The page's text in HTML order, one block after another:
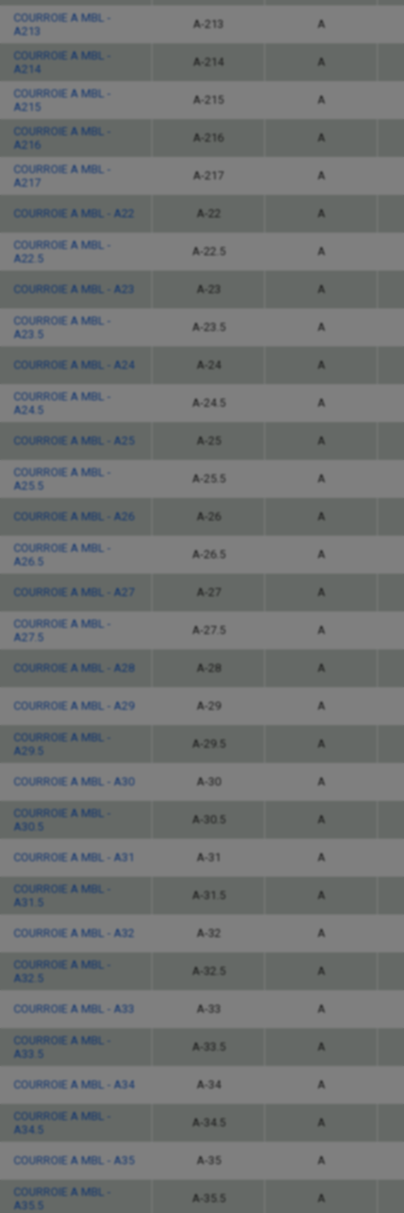
COURROIE A MBL -
A213
A-213 A
COURROIE A MBL -
A214
A-214 A
COURROIE A MBL -
A215
A-215 A
COURROIE A MBL -
A216
A-216 A
COURROIE A MBL -
A217
A-217 A
COURROIE A MBL - A22 A-22 A
COURROIE A MBL -
A22.5
A-22.5 A
COURROIE A MBL - A23 A-23 A
COURROIE A MBL -
A23.5
A-23.5 A
COURROIE A MBL - A24 A-24 A
COURROIE A MBL -
A24.5
A-24.5 A
COURROIE A MBL - A25 A-25 A
COURROIE A MBL -
A25.5
A-25.5 A
COURROIE A MBL - A26 A-26 A
COURROIE A MBL -
A26.5
A-26.5 A
COURROIE A MBL - A27 A-27 A
COURROIE A MBL -
A27.5
A-27.5 A
COURROIE A MBL - A28 A-28 A
COURROIE A MBL - A29 A-29 A
COURROIE A MBL -
A29.5
A-29.5 A
COURROIE A MBL - A30 A-30 A
COURROIE A MBL -
A30.5
A-30.5 A
COURROIE A MBL - A31 A-31 A
COURROIE A MBL -
A31.5
A-31.5 A
COURROIE A MBL - A32 A-32 A
COURROIE A MBL -
A32.5
A-32.5 A
COURROIE A MBL - A33 A-33 A
COURROIE A MBL -
A33.5
A-33.5 A
COURROIE A MBL - A34 A-34 A
COURROIE A MBL -
A34.5
A-34.5 A
COURROIE A MBL - A35 A-35 A
COURROIE A MBL -
A35.5
A-35.5 A